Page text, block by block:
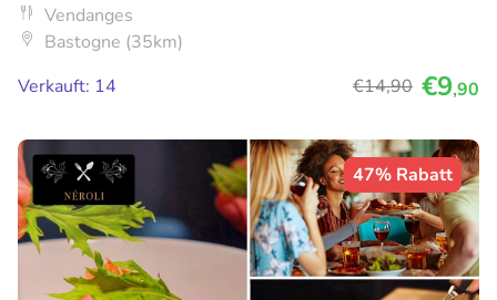
Vendanges
Bastogne (35km)
Verkauft: 14
€14,90 €9,90
47% Rabatt